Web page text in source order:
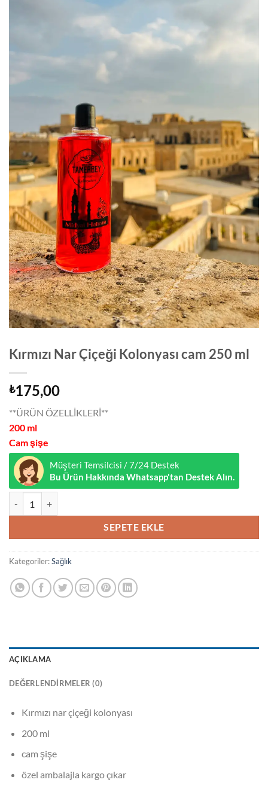
Kırmızı Nar Çiçeği Kolonyası cam 250 ml
₺175,00
**ÜRÜN ÖZELLİKLERİ**
200 ml
Cam şişe
Müşteri Temsilcisi / 7/24 Destek
Bu Ürün Hakkında Whatsapp'tan Destek Alın.
SEPETE EKLE
Kategoriler:Sağlık
AÇIKLAMA
DEĞERLENDIRMELER (0)
Kırmızı nar çiçeği kolonyası
200 ml
cam şişe
özel ambalajla kargo çıkar